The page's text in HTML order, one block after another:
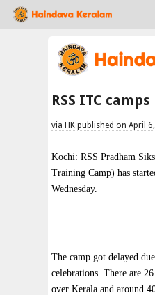
RSS ITC
via HK published on April
Kochi: RSS Pradham
Training Camp) has
Wednesday.
The camp got delayed
celebrations. There are
over Kerala and around